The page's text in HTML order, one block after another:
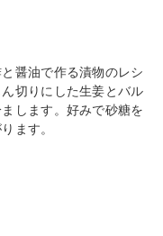
醤油で作る漬物のレシ
切りにした生姜とバル
します。好みで砂糖を
ます。